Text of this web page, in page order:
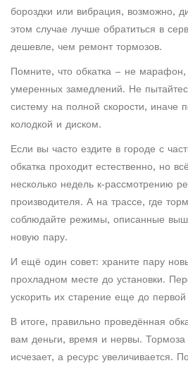
бороздки или вибрация, возможно,
этом случае лучше обратиться в
дешевле, чем ремонт тормозов.
Помните, что обкатка – не
умеренных замедлений. Не
систему на полной скорости, иначе
колодкой и диском.
Если вы часто ездите в городе с
обкатка проходит естественно, но
несколько недель к‑рассмотрению
производителя. А на трассе, где
соблюдайте режимы, описанные
новую пару.
И ещё один совет: храните пару
прохладном месте до установки.
ускорить их старение еще до первой
В итоге, правильно проведённая
вам деньги, время и нервы. Тормоза
исчезает, а ресурс увеличивается.